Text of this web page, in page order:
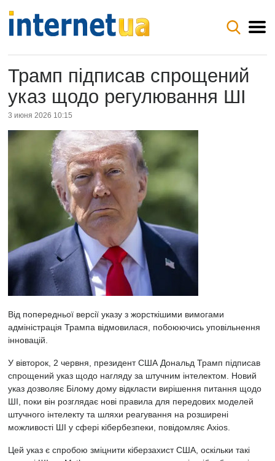
Трамп підписав спрощений
указ щодо регулювання ШІ
3 июня 2026 10:15
Від попередньої версії указу з жорсткішими вимогами
адміністрація Трампа відмовилася, побоюючись уповільнення
інновацій.
У вівторок, 2 червня, президент США Дональд Трамп підписав
спрощений указ щодо нагляду за штучним інтелектом. Новий
указ дозволяє Білому дому відкласти вирішення питання щодо
ШІ, поки він розглядає нові правила для передових моделей
штучного інтелекту та шляхи реагування на розширені
можливості ШІ у сфері кібербезпеки, повідомляє Axios.
Цей указ є спробою зміцнити кіберзахист США, оскільки такі